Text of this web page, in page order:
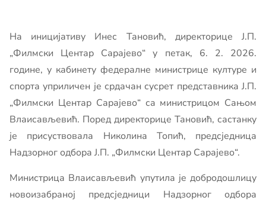
На иницијативу Инес Тановић, директорице Ј.П.
„Филмски Центар Сарајево“ у петак, 6. 2. 2026.
године, у кабинету федералне министрице културе и
спорта уприличен је срдачан сусрет представника Ј.П.
„Филмски Центар Сарајево“ сa министрицом Сањом
Влаисављевић. Поред директорице Тановић, састанку
је присуствовала Николина Топић, предсједница
Надзорног одбора Ј.П. „Филмски Центар Сарајево“.
Министрица Влаисављевић упутила je добродошлицу
новоизабраној предсједници Надзорног одбора